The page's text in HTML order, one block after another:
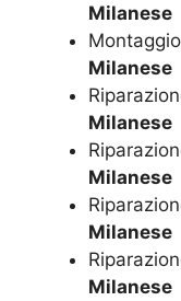
Milanese
Milanese
Milanese
Milanese
Milanese
Milanese